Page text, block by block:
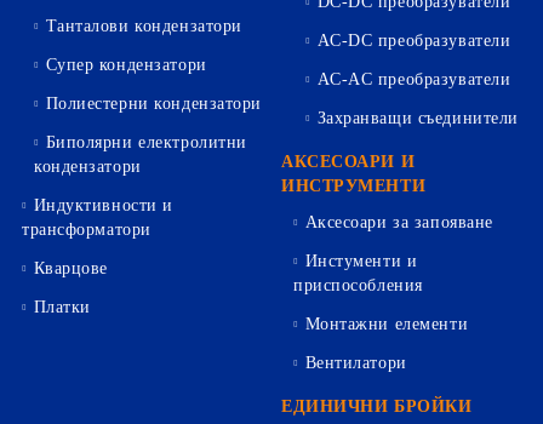
Танталови кондензатори
Супер кондензатори
Полиестерни кондензатори
Биполярни електролитни
кондензатори
Индуктивности и
трансформатори
Кварцове
Платки
AC-DC преобразуватели
AC-AC преобразуватели
Захранващи съединители
АКСЕСОАРИ И
ИНСТРУМЕНТИ
Аксесоари за запояване
Инстументи и
приспособления
Монтажни елементи
Вентилатори
ЕДИНИЧНИ БРОЙКИ